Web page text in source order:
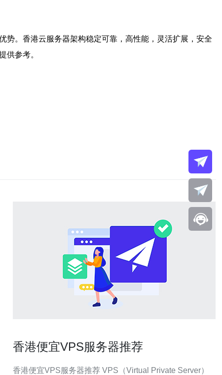
势。香港云服务器架构稳定可靠，高性能，灵活扩展，安全
供参考。
香港便宜VPS服务器推荐
香港便宜VPS服务器推荐 VPS（Virtual Private Server）